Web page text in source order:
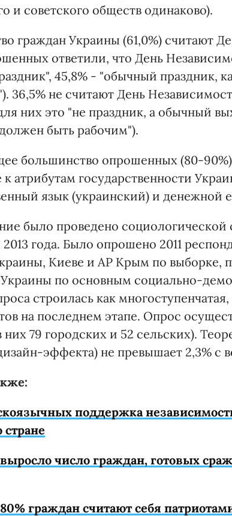
и советского обществ одинаково).
граждан Украины (61,0%) считают
ответили, что День
45,8% - "обычный праздник,
36,5% не считают День
них это "не праздник, а обычный
быть рабочим").
большинство опрошенных (80-
атрибутам государственности
язык (украинский) и денежной
было проведено социологической
года. Было опрошено 2011
Киеве и АР Крым по выборке,
по основным социально-
строилась как
на последнем этапе. Опрос
них 79 городских и 52 сельских).
эффекта) не превышает 2,3% с
поддержка
число граждан, готовых
граждан считают себя